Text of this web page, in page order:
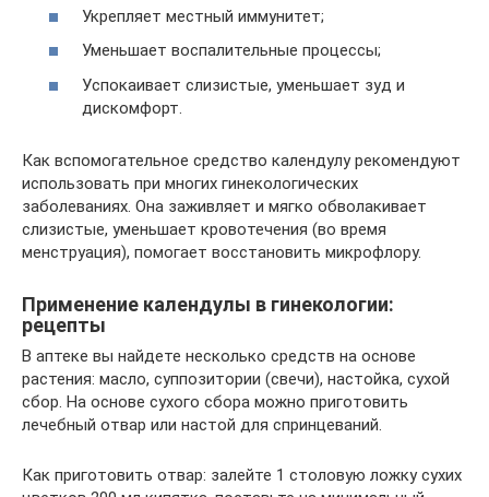
Укрепляет местный иммунитет;
Уменьшает воспалительные процессы;
Успокаивает слизистые, уменьшает зуд и
дискомфорт.
Как вспомогательное средство календулу рекомендуют
использовать при многих гинекологических
заболеваниях. Она заживляет и мягко обволакивает
слизистые, уменьшает кровотечения (во время
менструация), помогает восстановить микрофлору.
Применение календулы в гинекологии:
рецепты
В аптеке вы найдете несколько средств на основе
растения: масло, суппозитории (свечи), настойка, сухой
сбор. На основе сухого сбора можно приготовить
лечебный отвар или настой для спринцеваний.
Как приготовить отвар: залейте 1 столовую ложку сухих